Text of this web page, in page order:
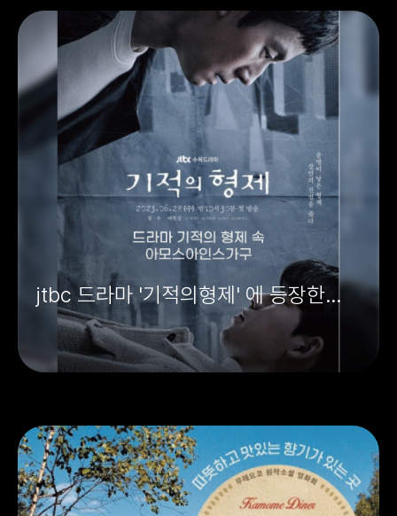
jtbc 드라마 '기적의형제' 에 등장한
아모스아인스가구